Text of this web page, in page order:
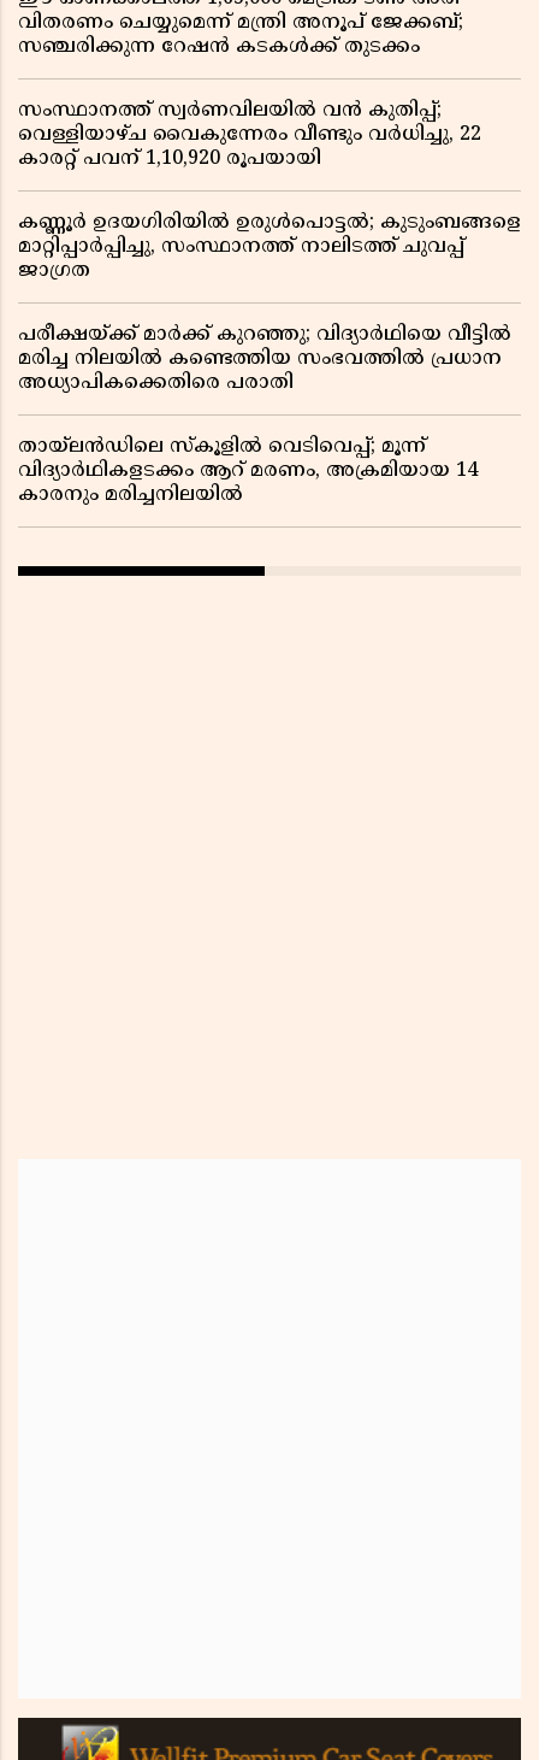
വിതരണം ചെയ്യുമെന്ന് മന്ത്രി അനൂപ് ജേക്കബ്;
സഞ്ചരിക്കുന്ന റേഷൻ കടകൾക്ക് തുടക്കം
സംസ്ഥാനത്ത് സ്വർണവിലയിൽ വൻ കുതിപ്പ്;
വെള്ളിയാഴ്ച വൈകുന്നേരം വീണ്ടും വർധിച്ചു, 22
കാരറ്റ് പവന് 1,10,920 രൂപയായി
കണ്ണൂർ ഉദയഗിരിയിൽ ഉരുൾപൊട്ടൽ; കുടുംബങ്ങളെ
മാറ്റിപ്പാർപ്പിച്ചു, സംസ്ഥാനത്ത് നാലിടത്ത് ചുവപ്പ്
ജാഗ്രത
പരീക്ഷയ്ക്ക് മാർക്ക് കുറഞ്ഞു; വിദ്യാർഥിയെ വീട്ടിൽ
മരിച്ച നിലയിൽ കണ്ടെത്തിയ സംഭവത്തിൽ പ്രധാന
അധ്യാപികക്കെതിരെ പരാതി
തായ്‌ലൻഡിലെ സ്‌കൂളിൽ വെടിവെപ്പ്; മൂന്ന്
വിദ്യാർഥികളടക്കം ആറ് മരണം, അക്രമിയായ 14
കാരനും മരിച്ചനിലയിൽ